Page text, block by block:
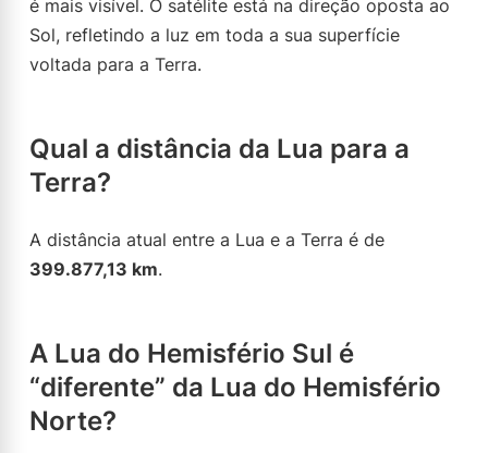
é mais visível. O satélite está na direção oposta ao
Sol, refletindo a luz em toda a sua superfície
voltada para a Terra.
Qual a distância da Lua para a
Terra?
A distância atual entre a Lua e a Terra é de
399.877,13 km.
A Lua do Hemisfério Sul é
“diferente” da Lua do Hemisfério
Norte?